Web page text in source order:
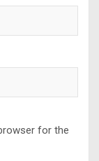
for the